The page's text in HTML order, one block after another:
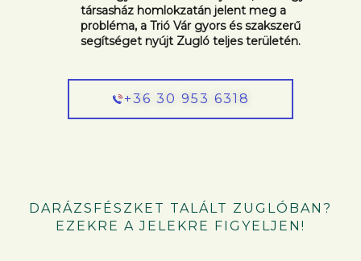
társasház homlokzatán jelent meg a
probléma, a Trió Vár gyors és szakszerű
segítséget nyújt Zugló teljes területén.
+36 30 953 6318
DARÁZSFÉSZKET TALÁLT ZUGLÓBAN?
EZEKRE A JELEKRE FIGYELJEN!